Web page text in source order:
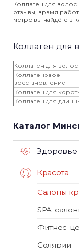
Коллаген для волос
отзывы, время
метро вы найдёте в
Коллаген для
Коллаген для волос
Коллагеновое
восстановление
Коллаген для
Коллаген для
Каталог
Здоровье
Красота
Салоны
SPA-
Фитнес-
Солярии